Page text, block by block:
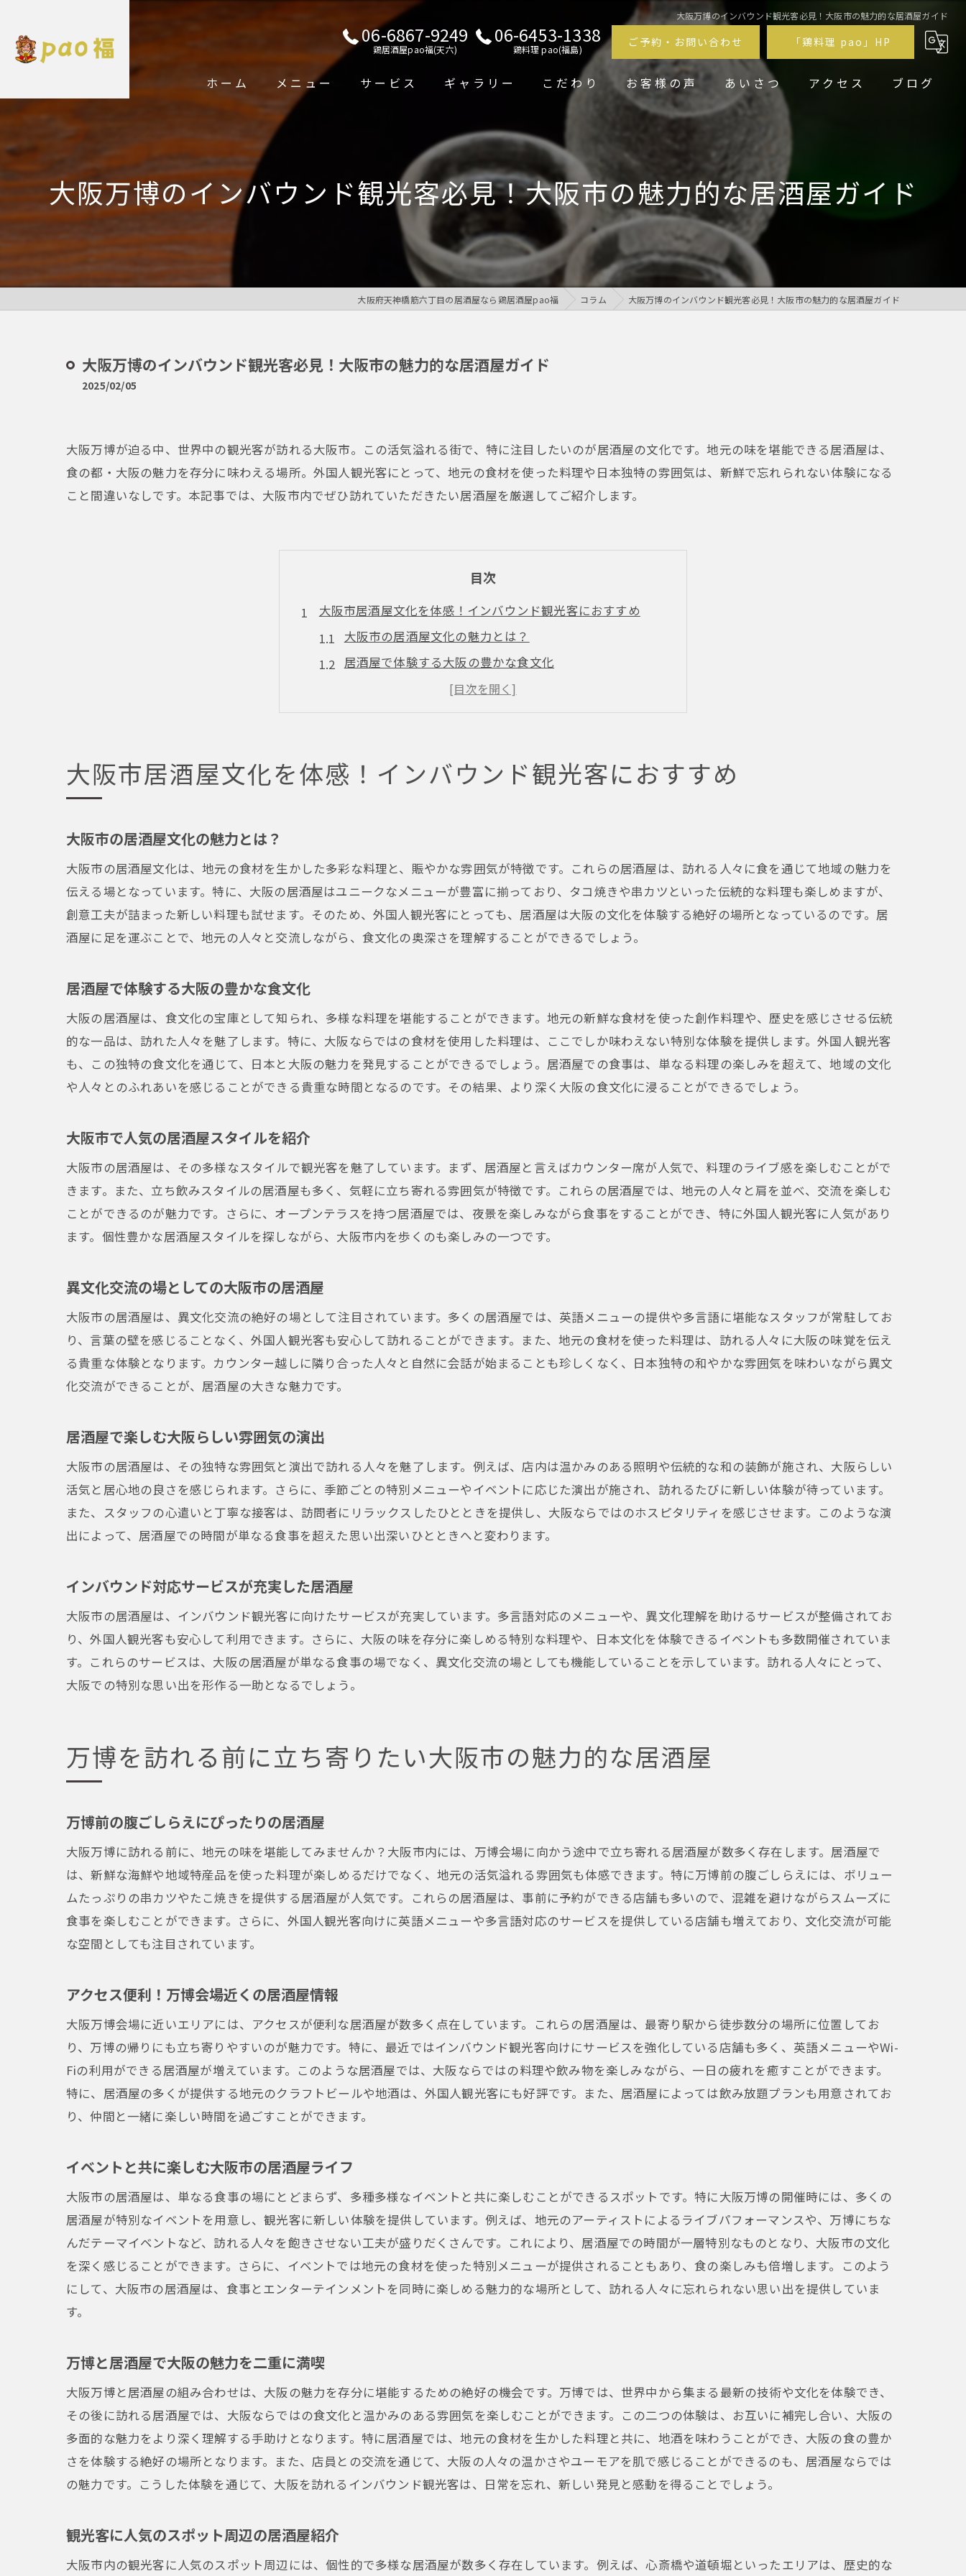
大阪万博のインバウンド観光客必見！大阪市の魅力的な居酒屋ガイド
06-6867-9249
鶏居酒屋pao福(天六)
06-6453-1338
鶏料理 pao(福島)
ご予約・お問い合わせ 「鶏料理 pao」HP
ホーム メニュー サービス ギャラリー こだわり お客様の声 あいさつ アクセス ブログ
大阪万博のインバウンド観光客必見！大阪市の魅力的な居酒屋ガイド
大阪府天神橋筋六丁目の居酒屋なら鶏居酒屋pao福 コラム 大阪万博のインバウンド観光客必見！大阪市の魅力的な居酒屋ガイド
大阪万博のインバウンド観光客必見！大阪市の魅力的な居酒屋ガイド
2025/02/05
大阪万博が迫る中、世界中の観光客が訪れる大阪市。この活気溢れる街で、特に注目したいのが居酒屋の文化です。地元の味を堪能できる居酒屋は、
食の都・大阪の魅力を存分に味わえる場所。外国人観光客にとって、地元の食材を使った料理や日本独特の雰囲気は、新鮮で忘れられない体験になる
こと間違いなしです。本記事では、大阪市内でぜひ訪れていただきたい居酒屋を厳選してご紹介します。
目次
大阪市居酒屋文化を体感！インバウンド観光客におすすめ
大阪市の居酒屋文化の魅力とは？
居酒屋で体験する大阪の豊かな食文化
大阪市で人気の居酒屋スタイルを紹介
異文化交流の場としての大阪市の居酒屋
インバウンド対応サービスが充実した居酒屋
万博を訪れる前に立ち寄りたい大阪市の魅力的な居酒屋
イベントと共に楽しむ大阪市の居酒屋ライフ
万博と居酒屋で大阪の魅力を二重に満喫
観光客に人気のスポット周辺の居酒屋紹介
大阪市内での楽しい夜の始まりに最適な居酒屋
季節ごとのおすすめメニューを提供するお店
大阪名物を堪能できる居酒屋スポット
大阪市の居酒屋で体験できる特別料理
外国人観光客が楽しめるユニークな居酒屋
多国籍なお客様を迎える居酒屋の工夫
大阪市居酒屋での忘れられない時間
大阪市の居酒屋で地元の新鮮食材を味わう、観光客に大人気
大阪市で味わう新鮮食材の魅力
大阪市の農産物を活かした居酒屋メニュー
観光客におすすめの食材を使った料理
文化と味の融合、大阪市居酒屋でインバウンド観光客を迎える
大阪の文化を感じる居酒屋の空間演出
外国人にも優しい大阪市の居酒屋の魅力
大阪市居酒屋での異文化体験のすすめ
日本文化を体験できる大阪市内の居酒屋
インバウンドに向けた文化体験プラン
観光名所近くのおすすめ居酒屋案内
万博と共に楽しむ大阪市居酒屋の魅力
人気スポット周辺の居酒屋をチェック
特別な夜を大阪市の居酒屋で過ごす、観光客におすすめの理由
大阪市の居酒屋で過ごす特別な夜の魅力
観光客にぴったりの夜の居酒屋プラン
大阪市居酒屋での素敵な夜を体験
大阪市居酒屋文化を体感！インバウンド観光客におすすめ
大阪市の居酒屋文化の魅力とは？
大阪市の居酒屋文化は、地元の食材を生かした多彩な料理と、賑やかな雰囲気が特徴です。これらの居酒屋は、訪れる人々に食を通じて地域の魅力を
伝える場となっています。特に、大阪の居酒屋はユニークなメニューが豊富に揃っており、タコ焼きや串カツといった伝統的な料理も楽しめますが、
創意工夫が詰まった新しい料理も試せます。そのため、外国人観光客にとっても、居酒屋は大阪の文化を体験する絶好の場所となっているのです。居
酒屋に足を運ぶことで、地元の人々と交流しながら、食文化の奥深さを理解することができるでしょう。
居酒屋で体験する大阪の豊かな食文化
大阪の居酒屋は、食文化の宝庫として知られ、多様な料理を堪能することができます。地元の新鮮な食材を使った創作料理や、歴史を感じさせる伝統
的な一品は、訪れた人々を魅了します。特に、大阪ならではの食材を使用した料理は、ここでしか味わえない特別な体験を提供します。外国人観光客
も、この独特の食文化を通じて、日本と大阪の魅力を発見することができるでしょう。居酒屋での食事は、単なる料理の楽しみを超えて、地域の文化
や人々とのふれあいを感じることができる貴重な時間となるのです。その結果、より深く大阪の食文化に浸ることができるでしょう。
大阪市で人気の居酒屋スタイルを紹介
大阪市の居酒屋は、その多様なスタイルで観光客を魅了しています。まず、居酒屋と言えばカウンター席が人気で、料理のライブ感を楽しむことがで
きます。また、立ち飲みスタイルの居酒屋も多く、気軽に立ち寄れる雰囲気が特徴です。これらの居酒屋では、地元の人々と肩を並べ、交流を楽しむ
ことができるのが魅力です。さらに、オープンテラスを持つ居酒屋では、夜景を楽しみながら食事をすることができ、特に外国人観光客に人気があり
ます。個性豊かな居酒屋スタイルを探しながら、大阪市内を歩くのも楽しみの一つです。
異文化交流の場としての大阪市の居酒屋
大阪市の居酒屋は、異文化交流の絶好の場として注目されています。多くの居酒屋では、英語メニューの提供や多言語に堪能なスタッフが常駐してお
り、言葉の壁を感じることなく、外国人観光客も安心して訪れることができます。また、地元の食材を使った料理は、訪れる人々に大阪の味覚を伝え
る貴重な体験となります。カウンター越しに隣り合った人々と自然に会話が始まることも珍しくなく、日本独特の和やかな雰囲気を味わいながら異文
化交流ができることが、居酒屋の大きな魅力です。
居酒屋で楽しむ大阪らしい雰囲気の演出
大阪市の居酒屋は、その独特な雰囲気と演出で訪れる人々を魅了します。例えば、店内は温かみのある照明や伝統的な和の装飾が施され、大阪らしい
活気と居心地の良さを感じられます。さらに、季節ごとの特別メニューやイベントに応じた演出が施され、訪れるたびに新しい体験が待っています。
また、スタッフの心遣いと丁寧な接客は、訪問者にリラックスしたひとときを提供し、大阪ならではのホスピタリティを感じさせます。このような演
出によって、居酒屋での時間が単なる食事を超えた思い出深いひとときへと変わります。
インバウンド対応サービスが充実した居酒屋
大阪市の居酒屋は、インバウンド観光客に向けたサービスが充実しています。多言語対応のメニューや、異文化理解を助けるサービスが整備されてお
り、外国人観光客も安心して利用できます。さらに、大阪の味を存分に楽しめる特別な料理や、日本文化を体験できるイベントも多数開催されていま
す。これらのサービスは、大阪の居酒屋が単なる食事の場でなく、異文化交流の場としても機能していることを示しています。訪れる人々にとって、
大阪での特別な思い出を形作る一助となるでしょう。
万博を訪れる前に立ち寄りたい大阪市の魅力的な居酒屋
万博前の腹ごしらえにぴったりの居酒屋
大阪万博に訪れる前に、地元の味を堪能してみませんか？大阪市内には、万博会場に向かう途中で立ち寄れる居酒屋が数多く存在します。居酒屋で
は、新鮮な海鮮や地域特産品を使った料理が楽しめるだけでなく、地元の活気溢れる雰囲気も体感できます。特に万博前の腹ごしらえには、ボリュー
ムたっぷりの串カツやたこ焼きを提供する居酒屋が人気です。これらの居酒屋は、事前に予約ができる店舗も多いので、混雑を避けながらスムーズに
食事を楽しむことができます。さらに、外国人観光客向けに英語メニューや多言語対応のサービスを提供している店舗も増えており、文化交流が可能
な空間としても注目されています。
アクセス便利！万博会場近くの居酒屋情報
大阪万博会場に近いエリアには、アクセスが便利な居酒屋が数多く点在しています。これらの居酒屋は、最寄り駅から徒歩数分の場所に位置してお
り、万博の帰りにも立ち寄りやすいのが魅力です。特に、最近ではインバウンド観光客向けにサービスを強化している店舗も多く、英語メニューやWi-
Fiの利用ができる居酒屋が増えています。このような居酒屋では、大阪ならではの料理や飲み物を楽しみながら、一日の疲れを癒すことができます。
特に、居酒屋の多くが提供する地元のクラフトビールや地酒は、外国人観光客にも好評です。また、居酒屋によっては飲み放題プランも用意されてお
り、仲間と一緒に楽しい時間を過ごすことができます。
イベントと共に楽しむ大阪市の居酒屋ライフ
大阪市の居酒屋は、単なる食事の場にとどまらず、多種多様なイベントと共に楽しむことができるスポットです。特に大阪万博の開催時には、多くの
居酒屋が特別なイベントを用意し、観光客に新しい体験を提供しています。例えば、地元のアーティストによるライブパフォーマンスや、万博にちな
んだテーマイベントなど、訪れる人々を飽きさせない工夫が盛りだくさんです。これにより、居酒屋での時間が一層特別なものとなり、大阪市の文化
を深く感じることができます。さらに、イベントでは地元の食材を使った特別メニューが提供されることもあり、食の楽しみも倍増します。このよう
にして、大阪市の居酒屋は、食事とエンターテインメントを同時に楽しめる魅力的な場所として、訪れる人々に忘れられない思い出を提供していま
す。
万博と居酒屋で大阪の魅力を二重に満喫
大阪万博と居酒屋の組み合わせは、大阪の魅力を存分に堪能するための絶好の機会です。万博では、世界中から集まる最新の技術や文化を体験でき、
その後に訪れる居酒屋では、大阪ならではの食文化と温かみのある雰囲気を楽しむことができます。この二つの体験は、お互いに補完し合い、大阪の
多面的な魅力をより深く理解する手助けとなります。特に居酒屋では、地元の食材を生かした料理と共に、地酒を味わうことができ、大阪の食の豊か
さを体験する絶好の場所となります。また、店員との交流を通じて、大阪の人々の温かさやユーモアを肌で感じることができるのも、居酒屋ならでは
の魅力です。こうした体験を通じて、大阪を訪れるインバウンド観光客は、日常を忘れ、新しい発見と感動を得ることでしょう。
観光客に人気のスポット周辺の居酒屋紹介
大阪市内の観光客に人気のスポット周辺には、個性的で多様な居酒屋が数多く存在しています。例えば、心斎橋や道頓堀といったエリアは、歴史的な